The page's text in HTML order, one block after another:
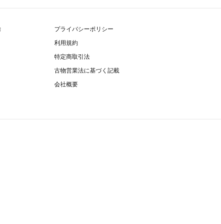
プライバシーポリシー
利用規約
特定商取引法
古物営業法に基づく記載
会社概要